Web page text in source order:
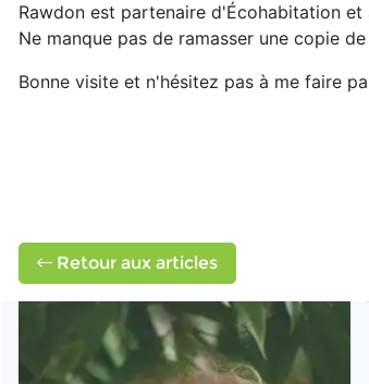
Rawdon est partenaire d'Écohabitation
Ne manque pas de ramasser une copie
Bonne visite et n'hésitez pas à me faire
Retour aux articles